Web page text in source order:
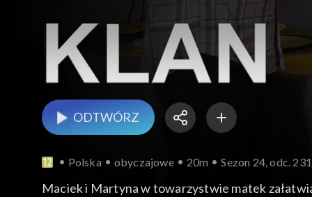
ODTWÓRZ
Polska obyczajowe 20m Sezon 24, odc.
Maciek i Martyna w towarzystwie matek